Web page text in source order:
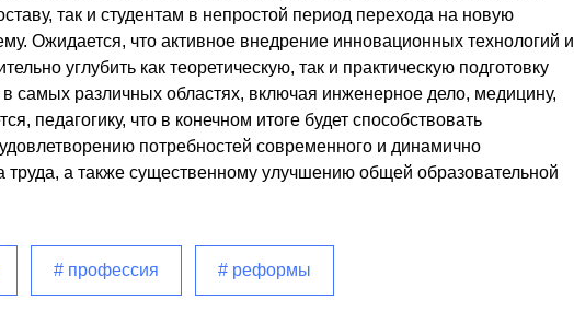
так и студентам в непростой период перехода на новую
Ожидается, что активное внедрение инновационных технологий и
углубить как теоретическую, так и практическую подготовку
самых различных областях, включая инженерное дело, медицину,
педагогику, что в конечном итоге будет способствовать
потребностей современного и динамично
а также существенному улучшению общей образовательной
# профессия # реформы